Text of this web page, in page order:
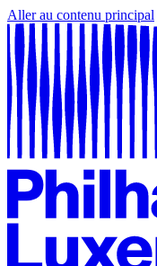
Aller au contenu principal